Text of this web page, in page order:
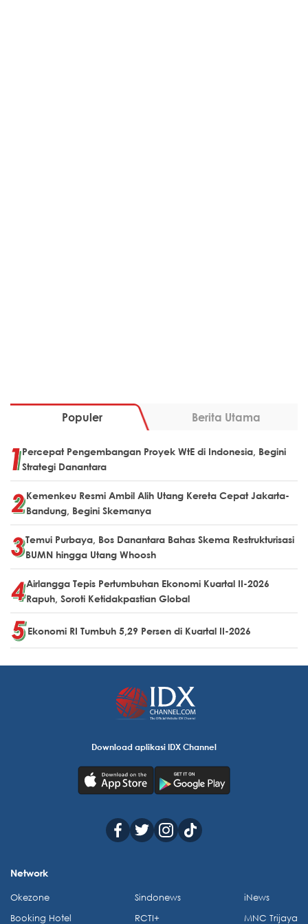
Populer Berita Utama
Percepat Pengembangan Proyek WtE di Indonesia, Begini
Strategi Danantara
Kemenkeu Resmi Ambil Alih Utang Kereta Cepat Jakarta-
Bandung, Begini Skemanya
Temui Purbaya, Bos Danantara Bahas Skema Restrukturisasi
BUMN hingga Utang Whoosh
Airlangga Tepis Pertumbuhan Ekonomi Kuartal II-2026
Rapuh, Soroti Ketidakpastian Global
Ekonomi RI Tumbuh 5,29 Persen di Kuartal II-2026
Download aplikasi IDX Channel
Network
Okezone
Booking Hotel
Sindonews
RCTI+
iNews
MNC Trijaya